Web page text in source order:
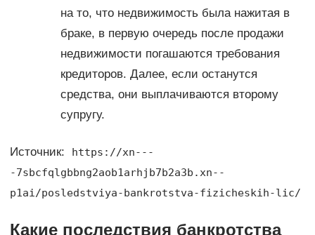
на то, что недвижимость была нажитая в
браке, в первую очередь после продажи
недвижимости погашаются требования
кредиторов. Далее, если останутся
средства, они выплачиваются второму
супругу.
Источник:
https://xn---
-7sbcfqlgbbng2aob1arhjb7b2a3b.xn--
p1ai/posledstviya-bankrotstva-fizicheskih-lic/
Какие последствия банкротства